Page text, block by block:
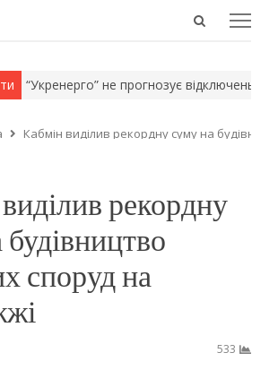
Open
“Укренерго” не прогнозує відключень
Кабмін виділив рекордну суму на
рекордну
споруд на
533